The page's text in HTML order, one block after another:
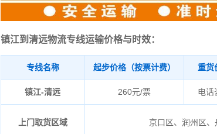
镇江到清远物流专线运输价格与时效：
专线名称 起步价格（按票计费） 重货
镇江-清远 260元/票 电话
上门取货区域 京口区、润州区